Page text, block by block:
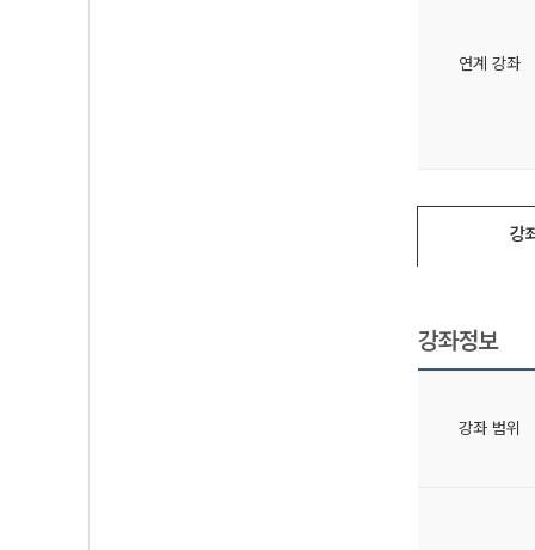
연계 강좌
강
강좌정보
강좌 범위